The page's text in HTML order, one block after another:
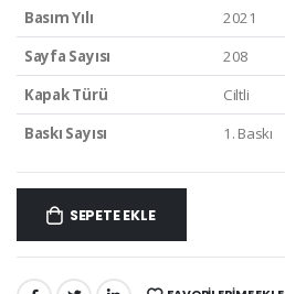
Basım Yılı
2021
Sayfa Sayısı
208
Kapak Türü
Ciltli
Baskı Sayısı
1. Baskı
SEPETE EKLE